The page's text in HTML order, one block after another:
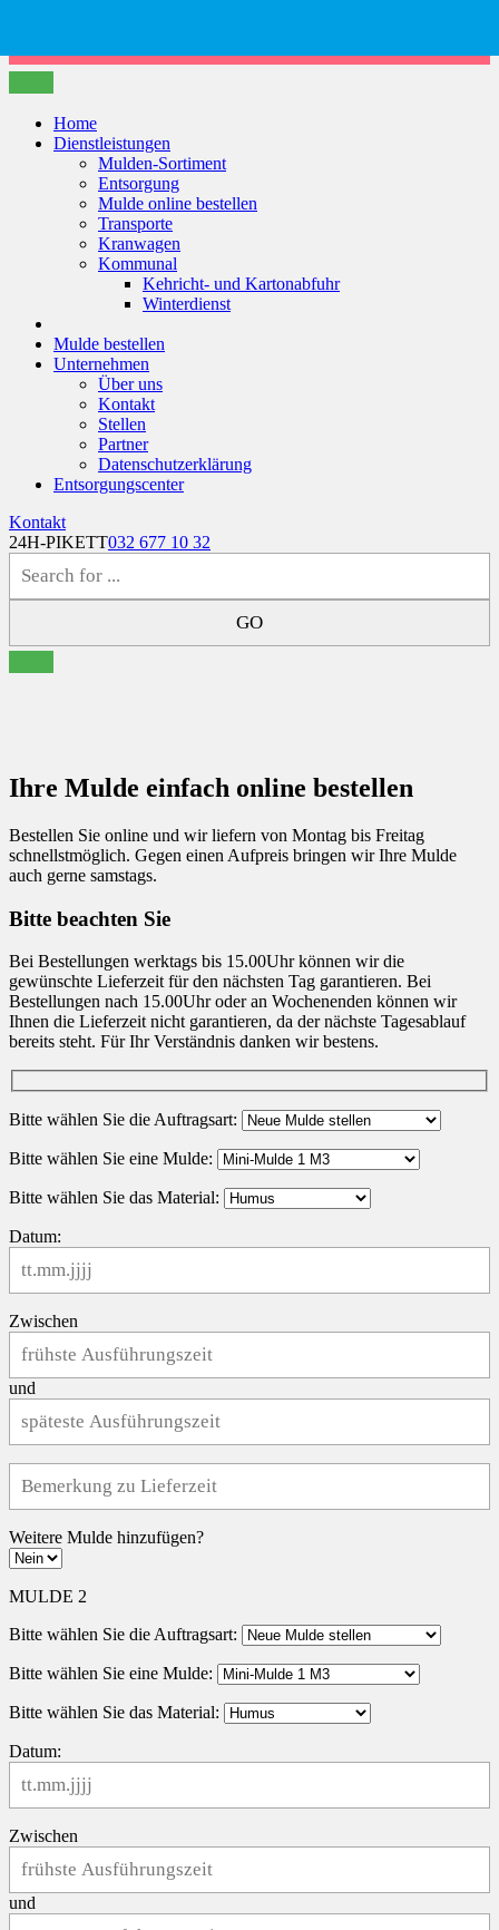
Home
Dienstleistungen
Mulden-Sortiment
Entsorgung
Mulde online bestellen
Transporte
Kranwagen
Kommunal
Kehricht- und Kartonabfuhr
Winterdienst
Mulde bestellen
Unternehmen
Über uns
Kontakt
Stellen
Partner
Datenschutzerklärung
Entsorgungscenter
Kontakt
24H-PIKETT032 677 10 32
Ihre Mulde einfach online bestellen
Bestellen Sie online und wir liefern von Montag bis Freitag
schnellstmöglich. Gegen einen Aufpreis bringen wir Ihre Mulde
auch gerne samstags.
Bitte beachten Sie
Bei Bestellungen werktags bis 15.00Uhr können wir die
gewünschte Lieferzeit für den nächsten Tag garantieren. Bei
Bestellungen nach 15.00Uhr oder an Wochenenden können wir
Ihnen die Lieferzeit nicht garantieren, da der nächste Tagesablauf
bereits steht. Für Ihr Verständnis danken wir bestens.
Bitte wählen Sie die Auftragsart:
Bitte wählen Sie eine Mulde:
Bitte wählen Sie das Material:
Datum:
Zwischen
und
Weitere Mulde hinzufügen?
MULDE 2
Bitte wählen Sie die Auftragsart:
Bitte wählen Sie eine Mulde:
Bitte wählen Sie das Material:
Datum:
Zwischen
und
calling